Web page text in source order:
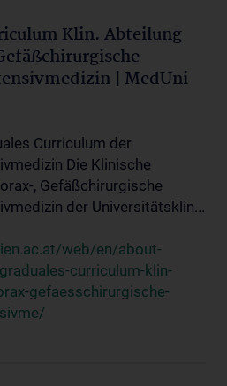
Klin. Abteilung
| MedUni
Curriculum der
Die Klinische
, Gefäßchirurgische
der Universitätsklin...
web/en/about-
curriculum-klin-
gefaesschirurgische-